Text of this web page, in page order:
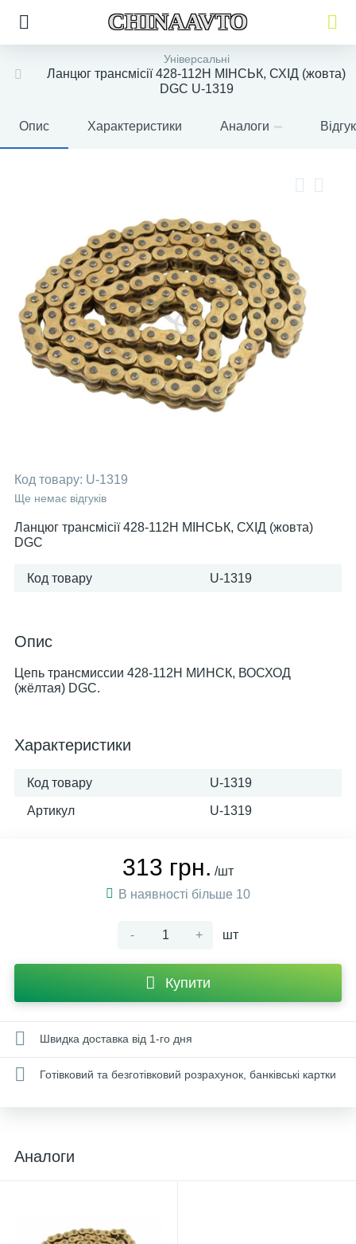
CHINAAVTO
Універсальні
Ланцюг трансмісії 428-112H МІНСЬК, СХІД (жовта)
DGC U-1319
Опис Характеристики Аналоги
Код товару: U-1319
Ще немає відгуків
Ланцюг трансмісії 428-112H МІНСЬК, СХІД (жовта)
DGC
Код товару U-1319
Опис
Цепь трансмиссии 428-112H МИНСК, ВОСХОД
(жёлтая) DGC.
Характеристики
Код товару U-1319
Артикул U-1319
313 грн. /шт
В наявності більше 10
- + шт
Купити
Швидка доставка від 1-го дня
Готівковий та безготівковий розрахунок, банківські картки
Аналоги